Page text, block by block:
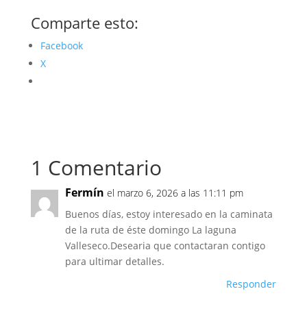
Comparte esto:
Facebook
X
1 Comentario
Fermín el marzo 6, 2026 a las 11:11 pm
Buenos días, estoy interesado en la caminata
de la ruta de éste domingo La laguna
Valleseco.Desearia que contactaran contigo
para ultimar detalles.
Responder